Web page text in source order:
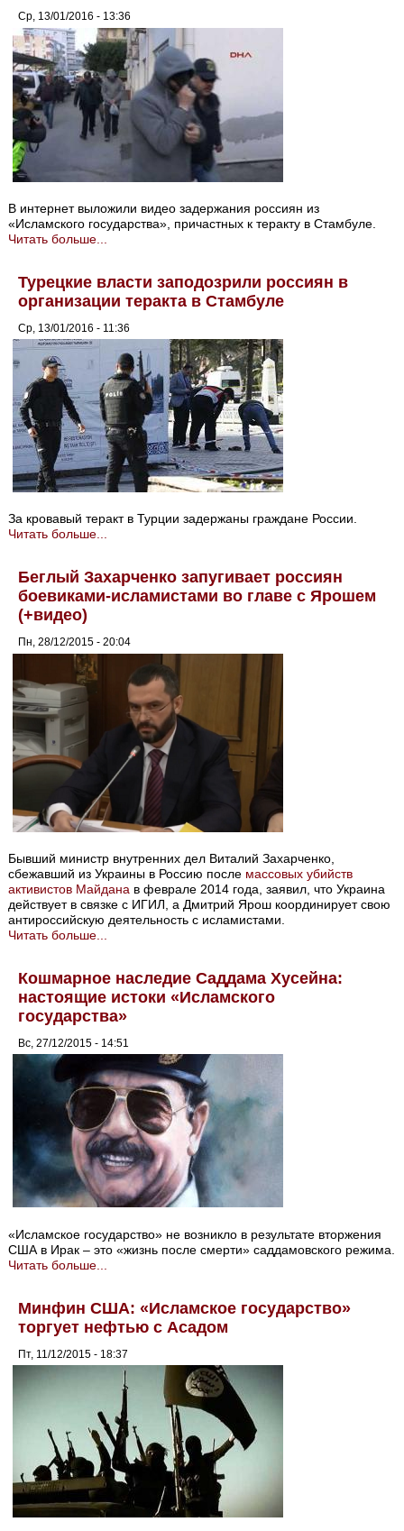
Ср, 13/01/2016 - 13:36
В интернет выложили видео задержания россиян из
«Исламского государства», причастных к теракту в Стамбуле.
Читать больше...
Турецкие власти заподозрили россиян в
организации теракта в Стамбуле
Ср, 13/01/2016 - 11:36
За кровавый теракт в Турции задержаны граждане России.
Читать больше...
Беглый Захарченко запугивает россиян
боевиками-исламистами во главе с Ярошем
(+видео)
Пн, 28/12/2015 - 20:04
Бывший министр внутренних дел Виталий Захарченко,
сбежавший из Украины в Россию после массовых убийств
активистов Майдана в феврале 2014 года, заявил, что Украина
действует в связке с ИГИЛ, а Дмитрий Ярош координирует свою
антироссийскую деятельность с исламистами.
Читать больше...
Кошмарное наследие Саддама Хусейна:
настоящие истоки «Исламского
государства»
Вс, 27/12/2015 - 14:51
«Исламское государство» не возникло в результате вторжения
США в Ирак – это «жизнь после смерти» саддамовского режима.
Читать больше...
Минфин США: «Исламское государство»
торгует нефтью с Асадом
Пт, 11/12/2015 - 18:37